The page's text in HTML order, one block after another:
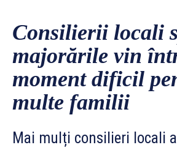
Consilierii locali
majorările vin
moment dificil
multe familii
Mai mulți consilieri locali